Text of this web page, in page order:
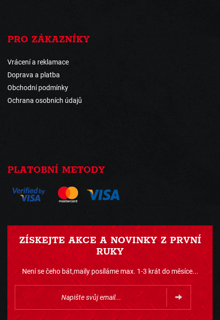
PRO ZÁKAZNÍKY
Vrácení a reklamace
Doprava a platba
Obchodní podmínky
Ochrana osobních údajů
PLATOBNÍ METODY
ZÍSKEJTE AKCE A NOVINKY Z PRVNÍ
RUKY
Není se čeho bát,maily posíláme max. 1-3 krát do měsíce...